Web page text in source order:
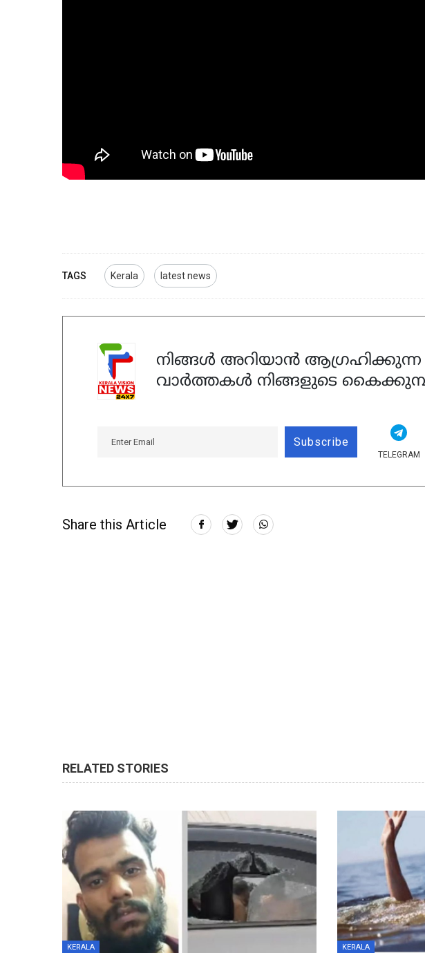
TAGS Kerala latest news
നിങ്ങൾ അറിയാൻ ആഗ്രഹിക്കുന്ന
വാർത്തകൾ നിങ്ങളുടെ
Subscribe
TELEGRAM
Share this Article
RELATED STORIES
KERALA KERALA